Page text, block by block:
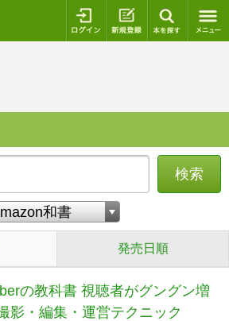
ログイン 新規登録
検索
発売日順
の教科書 視聴者がグングン増
影・編集・運営テクニック